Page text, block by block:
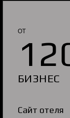
ОТ
БИЗНЕС
Сайт отеля